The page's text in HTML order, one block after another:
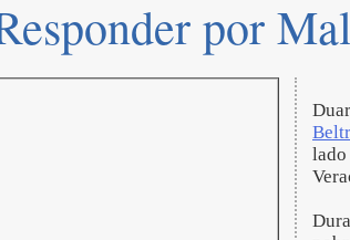
por
lado